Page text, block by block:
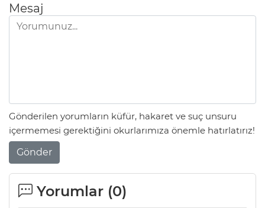
Mesaj
Gönderilen yorumların küfür, hakaret ve suç unsuru
içermemesi gerektiğini okurlarımıza önemle hatırlatırız!
Gönder
Yorumlar (0)